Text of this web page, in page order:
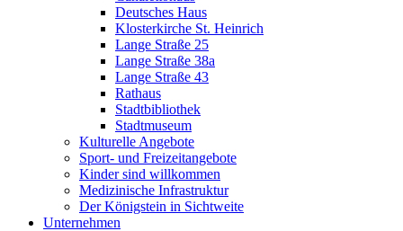
Deutsches Haus
Klosterkirche St. Heinrich
Lange Straße 25
Lange Straße 38a
Lange Straße 43
Rathaus
Stadtbibliothek
Stadtmuseum
Kulturelle Angebote
Sport- und Freizeitangebote
Kinder sind willkommen
Medizinische Infrastruktur
Der Königstein in Sichtweite
Unternehmen